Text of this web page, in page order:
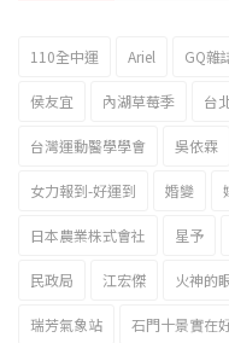
2023新北市北海岸
110全中運 Ariel GQ雜
侯友宜 內湖草莓季 台
台灣運動醫學學會 吳依霖
女力報到-好運到 婚變
日本農業株式會社 星予
民政局 江宏傑 火神的
瑞芳氣象站 石門十景實在